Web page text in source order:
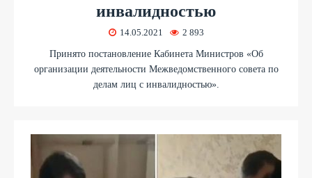
инвалидностью
14.05.2021 2 893
Принято постановление Кабинета Министров «Об
организации деятельности Межведомственного совета по
делам лиц с инвалидностью».